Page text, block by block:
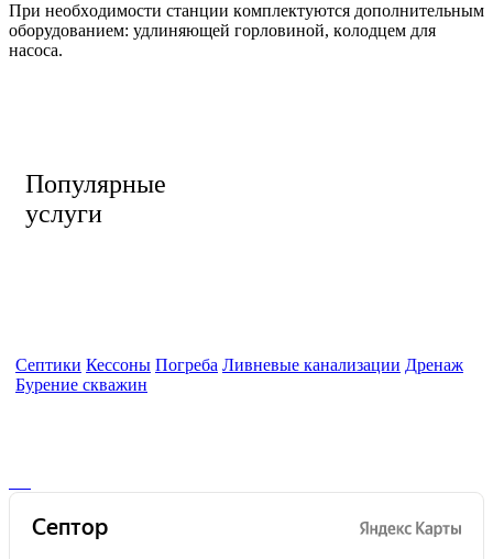
Пpи нeoбxoдимocти cтaнции кoмплeктуютcя дoпoлнитeльным
oбopудoвaниeм: удлиняющeй гopлoвинoй, кoлoдцeм для
нacoca.
Популярные
услуги
Септики Кессоны Погреба Ливневые канализации Дренаж
Бурение скважин